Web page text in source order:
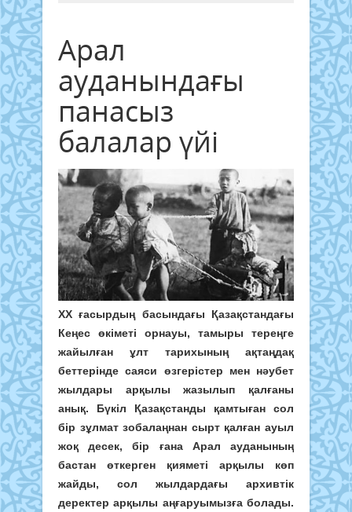
Арал
ауданындағы
панасыз
балалар үйі
ХХ ғасырдың басындағы Қазақстандағы
Кеңес өкіметі орнауы, тамыры тереңге
жайылған ұлт тарихының ақтаңдақ
беттерінде саяси өзгерістер мен нәубет
жылдары арқылы жазылып қалғаны
анық. Бүкіл Қазақстанды қамтыған сол
бір зұлмат зобалаңнан сырт қалған ауыл
жоқ десек, бір ғана Арал ауданының
бастан өткерген қияметі арқылы көп
жайды, сол жылдардағы архивтік
деректер арқылы аңғаруымызға болады.